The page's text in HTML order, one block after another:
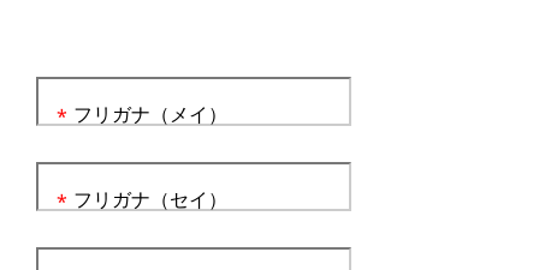
フリガナ（メイ）
*
フリガナ（セイ）
*